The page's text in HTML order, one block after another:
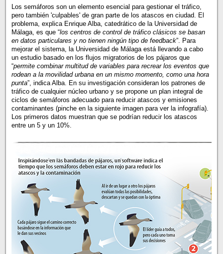
Los semáforos son un elemento esencial para gestionar el tráfico,
pero también 'culpables' de gran parte de los atascos en ciudad. El
problema, explica Enrique Alba, catedrático de la Universidad de
Málaga, es que “los centros de control de tráfico clásicos se basan
en datos particulares y no tienen ningún tipo de feedback”. Para
mejorar el sistema, la Universidad de Málaga está llevando a cabo
un estudio basado en los flujos migratorios de los pájaros que
“permite combinar multitud de variables para recrear los eventos que
rodean a la movilidad urbana en un mismo momento, como una hora
punta”, indica Alba. En su investigación consideran los patrones de
tráfico de cualquier núcleo urbano y se propone un plan integral de
ciclos de semáforos adecuado para reducir atascos y emisiones
contaminantes (pinche en la siguiente imagen para ver la infografía).
Los primeros datos muestran que se podrían reducir los atascos
entre un 5 y un 10%.